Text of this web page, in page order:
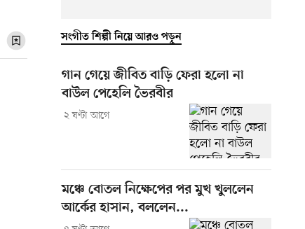
সংগীত শিল্পী নিয়ে আরও পড়ুন
গান গেয়ে জীবিত বাড়ি ফেরা হলো না
বাউল পেহেলি ভৈরবীর
২ ঘণ্টা আগে
মঞ্চে বোতল নিক্ষেপের পর মুখ খুললেন
আর্কের হাসান, বললেন...